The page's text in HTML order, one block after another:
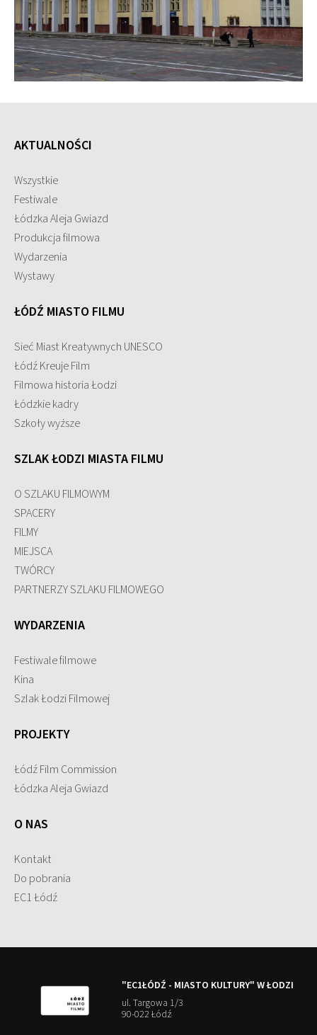
AKTUALNOŚCI
Wszystkie
Festiwale
Łódzka Aleja Gwiazd
Produkcja filmowa
Wydarzenia
Wystawy
ŁÓDŹ MIASTO FILMU
Sieć Miast Kreatywnych UNESCO
Łódź Kreuje Film
Filmowa historia Łodzi
Łódzkie kadry
Szkoły wyższe
SZLAK ŁODZI MIASTA FILMU
O SZLAKU FILMOWYM
SPACERY
FILMY
MIEJSCA
TWÓRCY
PARTNERZY SZLAKU FILMOWEGO
WYDARZENIA
Festiwale filmowe
Kina
Szlak Łodzi Filmowej
PROJEKTY
Łódź Film Commission
Łódzka Aleja Gwiazd
O NAS
Kontakt
Do pobrania
EC1 Łódź
"EC1ŁÓDŹ - MIASTO KULTURY" W ŁODZI
ul. Targowa 1/3
90-022 Łódź